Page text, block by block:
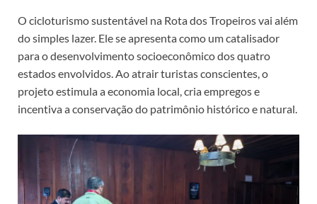
O cicloturismo sustentável na Rota dos Tropeiros vai além
do simples lazer. Ele se apresenta como um catalisador
para o desenvolvimento socioeconômico dos quatro
estados envolvidos. Ao atrair turistas conscientes, o
projeto estimula a economia local, cria empregos e
incentiva a conservação do patrimônio histórico e natural.